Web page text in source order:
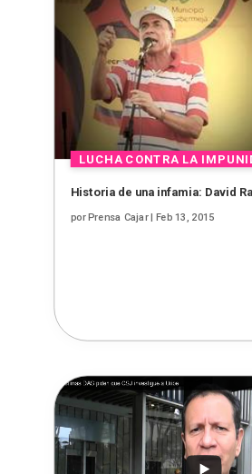
Historia de una infamia: David
porPrensa Cajar| Feb 13, 2015